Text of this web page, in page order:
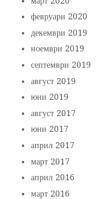
февруари 2020
декември 2019
ноември 2019
септември 2019
август 2019
юни 2019
август 2017
юни 2017
април 2017
март 2017
април 2016
март 2016